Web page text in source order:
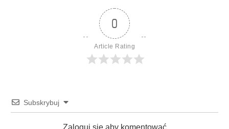
0
Article Rating
Subskrybuj
Zaloguj sie aby komentować